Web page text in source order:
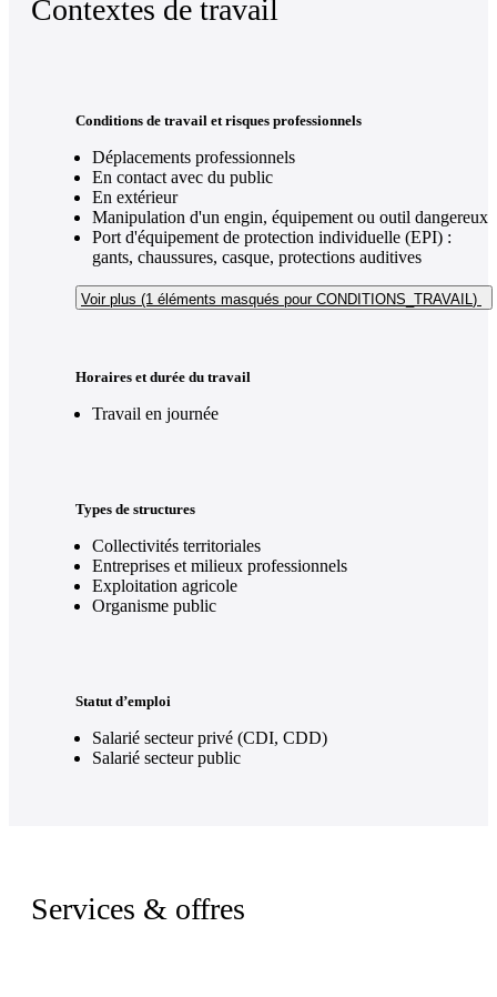
Contextes de travail
Conditions de travail et risques professionnels
Déplacements professionnels
En contact avec du public
En extérieur
Manipulation d'un engin, équipement ou outil dangereux
Port d'équipement de protection individuelle (EPI) :
gants, chaussures, casque, protections auditives
Voir plus (1 éléments masqués pour CONDITIONS_TRAVAIL)
Horaires et durée du travail
Travail en journée
Types de structures
Collectivités territoriales
Entreprises et milieux professionnels
Exploitation agricole
Organisme public
Statut d’emploi
Salarié secteur privé (CDI, CDD)
Salarié secteur public
Services & offres